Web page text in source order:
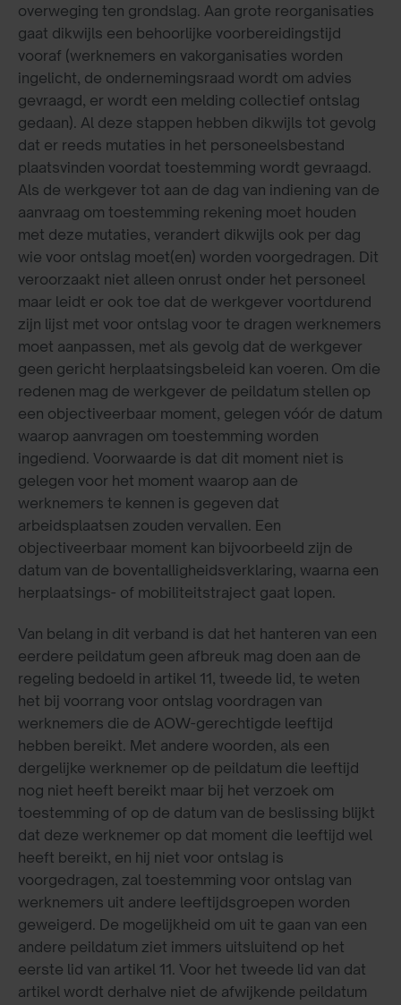
overweging ten grondslag. Aan grote reorganisaties
gaat dikwijls een behoorlijke voorbereidingstijd
vooraf (werknemers en vakorganisaties worden
ingelicht, de ondernemingsraad wordt om advies
gevraagd, er wordt een melding collectief ontslag
gedaan). Al deze stappen hebben dikwijls tot gevolg
dat er reeds mutaties in het personeelsbestand
plaatsvinden voordat toestemming wordt gevraagd.
Als de werkgever tot aan de dag van indiening van de
aanvraag om toestemming rekening moet houden
met deze mutaties, verandert dikwijls ook per dag
wie voor ontslag moet(en) worden voorgedragen. Dit
veroorzaakt niet alleen onrust onder het personeel
maar leidt er ook toe dat de werkgever voortdurend
zijn lijst met voor ontslag voor te dragen werknemers
moet aanpassen, met als gevolg dat de werkgever
geen gericht herplaatsingsbeleid kan voeren. Om die
redenen mag de werkgever de peildatum stellen op
een objectiveerbaar moment, gelegen vóór de datum
waarop aanvragen om toestemming worden
ingediend. Voorwaarde is dat dit moment niet is
gelegen voor het moment waarop aan de
werknemers te kennen is gegeven dat
arbeidsplaatsen zouden vervallen. Een
objectiveerbaar moment kan bijvoorbeeld zijn de
datum van de boventalligheidsverklaring, waarna een
herplaatsings- of mobiliteitstraject gaat lopen.
Van belang in dit verband is dat het hanteren van een
eerdere peildatum geen afbreuk mag doen aan de
regeling bedoeld in artikel 11, tweede lid, te weten
het bij voorrang voor ontslag voordragen van
werknemers die de AOW-gerechtigde leeftijd
hebben bereikt. Met andere woorden, als een
dergelijke werknemer op de peildatum die leeftijd
nog niet heeft bereikt maar bij het verzoek om
toestemming of op de datum van de beslissing blijkt
dat deze werknemer op dat moment die leeftijd wel
heeft bereikt, en hij niet voor ontslag is
voorgedragen, zal toestemming voor ontslag van
werknemers uit andere leeftijdsgroepen worden
geweigerd. De mogelijkheid om uit te gaan van een
andere peildatum ziet immers uitsluitend op het
eerste lid van artikel 11. Voor het tweede lid van dat
artikel wordt derhalve niet de afwijkende peildatum